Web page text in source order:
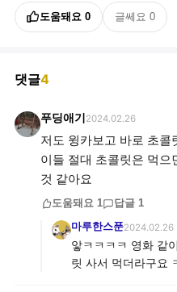
도움돼요 0 글쎄요 0
댓글4
푸딩애기 2024.02.26
저도 윙카보고 바로 초콜
이들 절대 초콜릿은 먹
것 같아요
도움돼요 1 답글 1
마루한스푼2024.02.26
앟ㅋㅋㅋㅋ 영화 같